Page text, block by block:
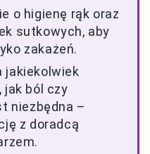
o higienę rąk oraz
sutkowych, aby
zakażeń.
jakiekolwiek
jak ból czy
niezbędna –
z doradcą